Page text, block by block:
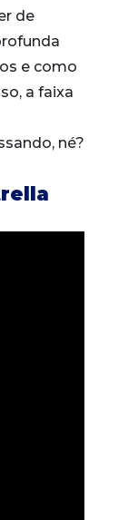
de
e como
a faixa
né?